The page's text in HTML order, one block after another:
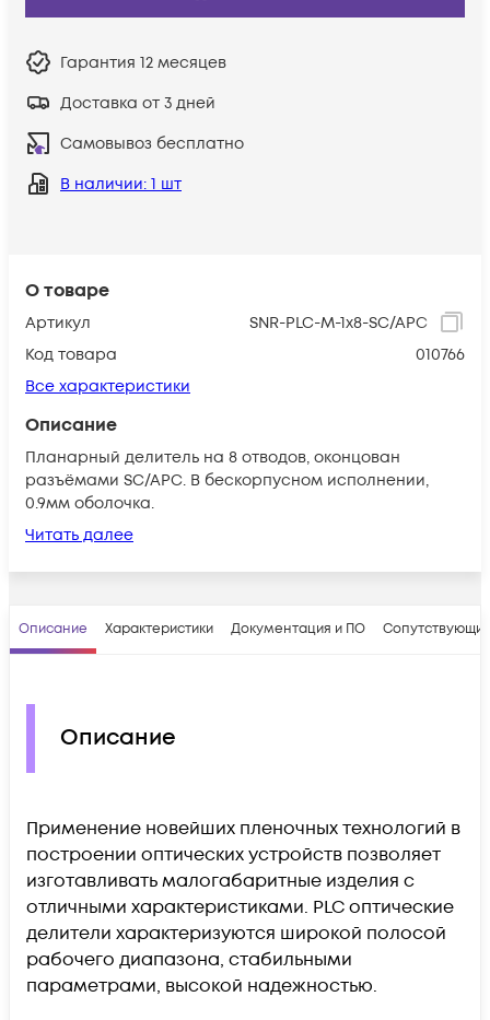
О товаре
Артикул
SNR-PLC-M-1x8-SC/APC
Код товара
010766
Все характеристики
Описание
Планарный делитель на 8 отводов, оконцован
разъёмами SC/APC. В бескорпусном исполнении,
0.9мм оболочка.
Читать далее
Гарантия 12 месяцев
Доставка от 3 дней
Самовывоз бесплатно
В наличии: 1 шт
Описание Характеристики Документация и ПО
Описание
Применение новейших пленочных технологий в
построении оптических устройств позволяет
изготавливать малогабаритные изделия с
отличными характеристиками. PLC оптические
делители характеризуются широкой полосой
рабочего диапазона, стабильными
параметрами, высокой надежностью.